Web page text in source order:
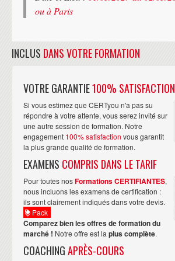
ou à Paris
INCLUS DANS VOTRE FORMATION
VOTRE GARANTIE100% SATISFACTION
Si vous estimez que CERTyou n'a pas su
répondre à votre attente, vous serez invité sur
une autre session de formation. Notre
engagement 100% satisfaction vous garantit
la plus grande qualité de formation.
EXAMENS COMPRIS DANS LE TARIF
Pour toutes nosFormations CERTIFIANTES,
nous incluons les examens de certification :
ils sont clairement indiqués dans votre devis.
Pack
Comparez bien les offres de formation du
marché ! Notre offre est la plus complète.
COACHINGAPRÈS-COURS